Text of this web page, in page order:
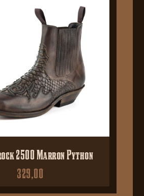
2500 Marron Python
329,00